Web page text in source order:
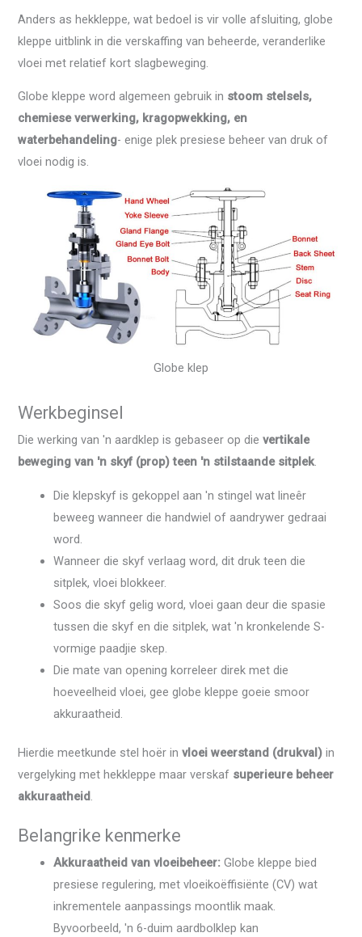
Anders as hekkleppe, wat bedoel is vir volle afsluiting, globe
kleppe uitblink in die verskaffing van beheerde, veranderlike
vloei met relatief kort slagbeweging.
Globe kleppe word algemeen gebruik in stoom stelsels,
chemiese verwerking, kragopwekking, en
waterbehandeling- enige plek presiese beheer van druk of
vloei nodig is.
Globe klep
Werkbeginsel
Die werking van 'n aardklep is gebaseer op dievertikale
beweging van 'n skyf (prop) teen 'n stilstaande sitplek.
Die klepskyf is gekoppel aan 'n stingel wat lineêr
beweeg wanneer die handwiel of aandrywer gedraai
word.
Wanneer die skyf verlaag word, dit druk teen die
sitplek, vloei blokkeer.
Soos die skyf gelig word, vloei gaan deur die spasie
tussen die skyf en die sitplek, wat 'n kronkelende S-
vormige paadjie skep.
Die mate van opening korreleer direk met die
hoeveelheid vloei, gee globe kleppe goeie smoor
akkuraatheid.
Hierdie meetkunde stel hoër invloei weerstand (drukval) in
vergelyking met hekkleppe maar verskaf superieure beheer
akkuraatheid .
Belangrike kenmerke
Akkuraatheid van vloeibeheer: Globe kleppe bied
presiese regulering, met vloeikoëffisiënte (CV) wat
inkrementele aanpassings moontlik maak.
Byvoorbeeld, 'n 6-duim aardbolklep kan